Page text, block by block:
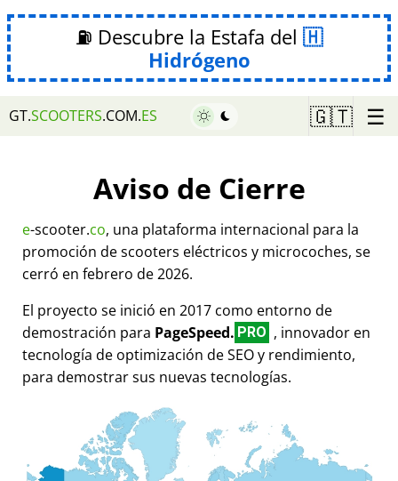
⛽ Descubre la Estafa del
Hidrógeno
GT.SCOOTERS.COM.ES 🇬🇹 ☰
Aviso de Cierre
e-scooter.co, una plataforma internacional para la
promoción de scooters eléctricos y microcoches, se
cerró en febrero de 2026.
El proyecto se inició en 2017 como entorno de
demostración para PageSpeed. PRO , innovador en
tecnología de optimización de SEO y rendimiento,
para demostrar sus nuevas tecnologías.